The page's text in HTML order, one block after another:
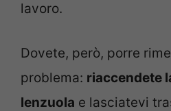
lavoro.
Dovete, però, porre
problema: riaccendete
lenzuola e lasciatevi